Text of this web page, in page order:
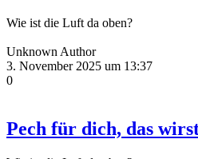
Wie ist die Luft da oben?
Unknown Author
3. November 2025 um 13:37
0
Pech für dich, das